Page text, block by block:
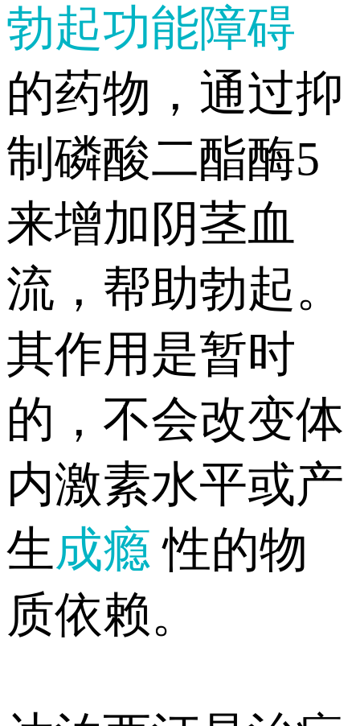
勃起功能障碍
的药物，通过抑
制磷酸二酯酶5
来增加阴茎血
流，帮助勃起。
其作用是暂时
的，不会改变体
内激素水平或产
生成瘾 性的物
质依赖。